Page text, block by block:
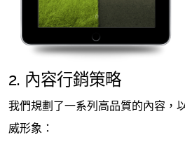
2. 內容行銷策略
我們規劃了一系列高品質的內容，
威形象：